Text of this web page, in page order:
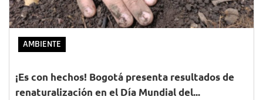
AMBIENTE
¡Es con hechos! Bogotá presenta resultados de
renaturalización en el Día Mundial del...